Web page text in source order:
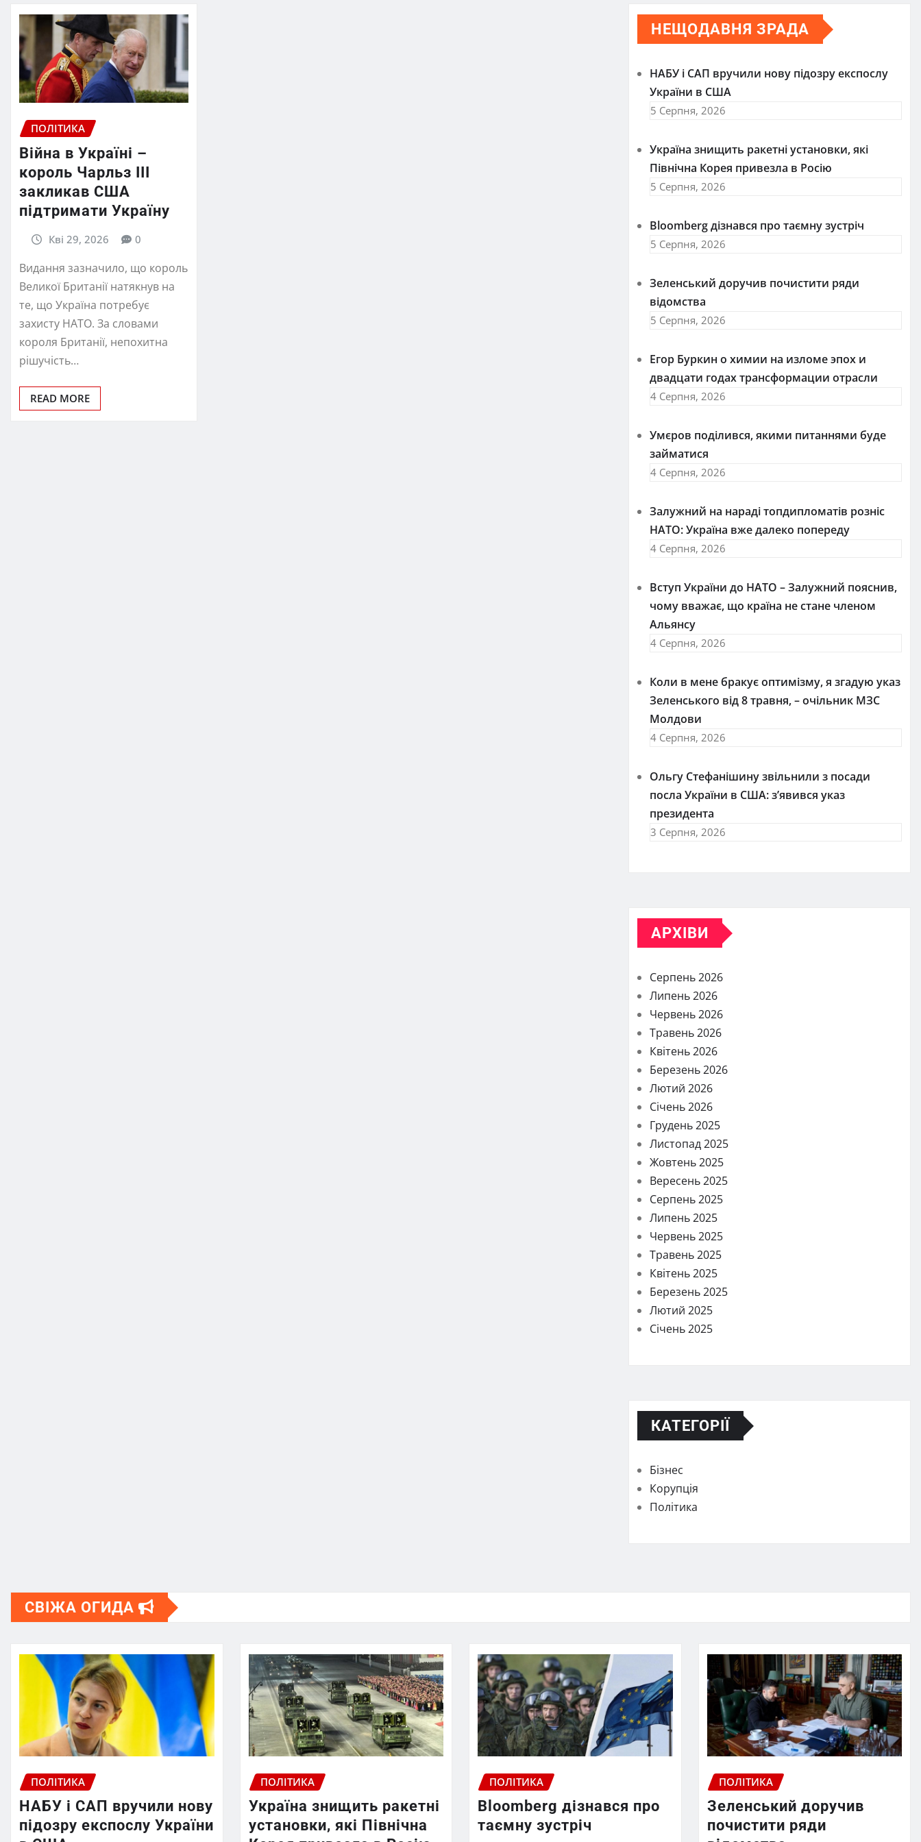
ПОЛІТИКА
Війна в Україні –
король Чарльз ІІІ
закликав США
підтримати Україну
Кві 29, 2026 0
Видання зазначило, що король
Великої Британії натякнув на
те, що Україна потребує
захисту НАТО. За словами
короля Британії, непохитна
рішучість…
READ MORE
НЕЩОДАВНЯ ЗРАДА
НАБУ і САП вручили нову підозру експослу
України в США
5 Серпня, 2026
Україна знищить ракетні установки, які
Північна Корея привезла в Росію
5 Серпня, 2026
Bloomberg дізнався про таємну зустріч
5 Серпня, 2026
Зеленський доручив почистити ряди
відомства
5 Серпня, 2026
Егор Буркин о химии на изломе эпох и
двадцати годах трансформации отрасли
4 Серпня, 2026
Умєров поділився, якими питаннями буде
займатися
4 Серпня, 2026
Залужний на нараді топдипломатів розніс
НАТО: Україна вже далеко попереду
4 Серпня, 2026
Вступ України до НАТО – Залужний пояснив,
чому вважає, що країна не стане членом
Альянсу
4 Серпня, 2026
Коли в мене бракує оптимізму, я згадую указ
Зеленського від 8 травня, – очільник МЗС
Молдови
4 Серпня, 2026
Ольгу Стефанішину звільнили з посади
посла України в США: з’явився указ
президента
3 Серпня, 2026
АРХІВИ
Серпень 2026
Липень 2026
Червень 2026
Травень 2026
Квітень 2026
Березень 2026
Лютий 2026
Січень 2026
Грудень 2025
Листопад 2025
Жовтень 2025
Вересень 2025
Серпень 2025
Липень 2025
Червень 2025
Травень 2025
Квітень 2025
Березень 2025
Лютий 2025
Січень 2025
КАТЕГОРІЇ
Бізнес
Корупція
Політика
СВІЖА ОГИДА
ПОЛІТИКА
НАБУ і САП вручили нову
підозру експослу України
ПОЛІТИКА
Україна знищить ракетні
установки, які Північна
ПОЛІТИКА
Bloomberg дізнався про
таємну зустріч
ПОЛІТИКА
Зеленський доручив
почистити ряди